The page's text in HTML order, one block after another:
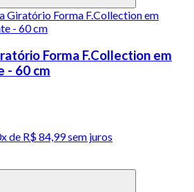
Forma F.Collection em
- 60 cm
de R$ 84,99 sem juros